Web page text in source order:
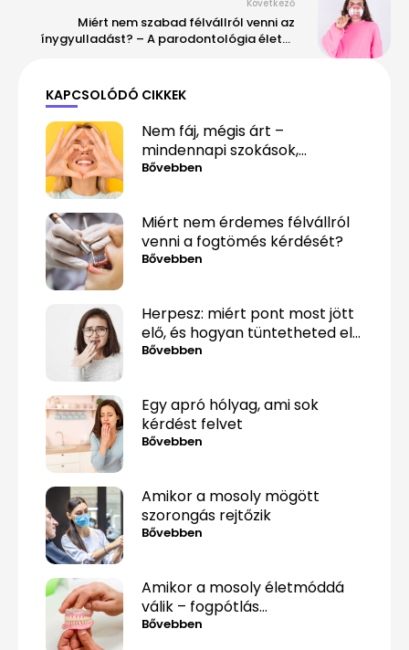
Következő
Miért nem szabad félvállról venni az
ínygyulladást? – A parodontológia életet
KAPCSOLÓDÓ CIKKEK
Nem fáj, mégis árt –
mindennapi szokások,
amelyek alattomosan
Bővebben
Miért nem érdemes félvállról
venni a fogtömés kérdését?
Bővebben
Herpesz: miért pont most jött
elő, és hogyan tüntetheted el
minél gyorsabban?
Bővebben
Egy apró hólyag, ami sok
kérdést felvet
Bővebben
Amikor a mosoly mögött
szorongás rejtőzik
Bővebben
Amikor a mosoly életmóddá
válik – fogpótlás
közérthetően, tabuk nélkül
Bővebben